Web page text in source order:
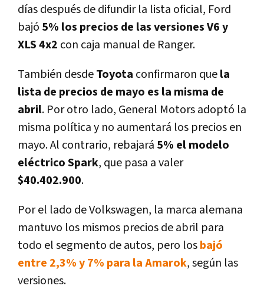
días después de difundir la lista oficial, Ford
bajó 5% los precios de las versiones V6 y
XLS 4x2 con caja manual de Ranger.
También desdeToyota confirmaron quela
lista de precios de mayo es la misma de
abril. Por otro lado, General Motors adoptó la
misma política y no aumentará los precios en
mayo. Al contrario, rebajará 5% el modelo
eléctrico Spark, que pasa a valer
$40.402.900.
Por el lado de Volkswagen, la marca alemana
mantuvo los mismos precios de abril para
todo el segmento de autos, pero losbajó
entre 2,3% y 7% para la Amarok, según las
versiones.